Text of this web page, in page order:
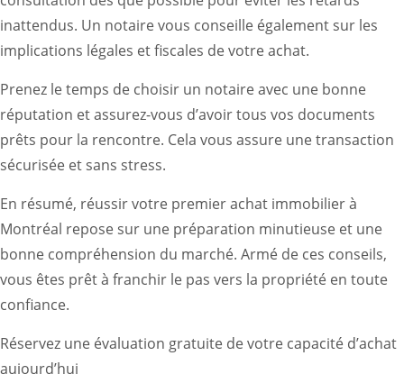
inattendus. Un notaire vous conseille également sur les
implications légales et fiscales de votre achat.
Prenez le temps de choisir un notaire avec une bonne
réputation et assurez-vous d’avoir tous vos documents
prêts pour la rencontre. Cela vous assure une transaction
sécurisée et sans stress.
En résumé, réussir votre premier achat immobilier à
Montréal repose sur une préparation minutieuse et une
bonne compréhension du marché. Armé de ces conseils,
vous êtes prêt à franchir le pas vers la propriété en toute
confiance.
Réservez une évaluation gratuite de votre capacité d’achat
aujourd’hui